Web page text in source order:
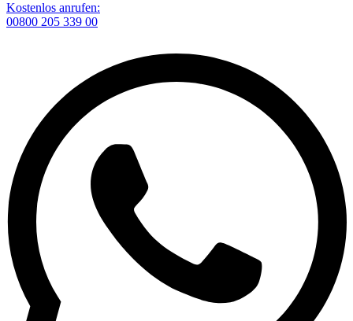
Kostenlos anrufen:
00800 205 339 00